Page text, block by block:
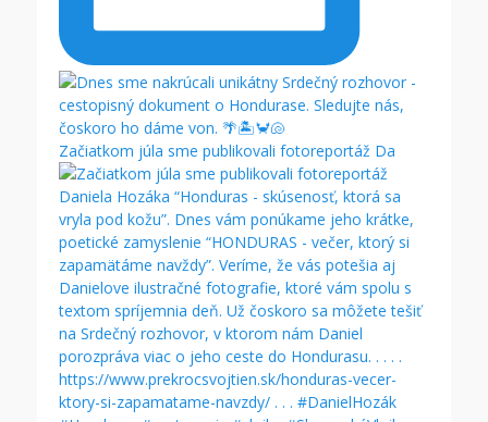
Začiatkom júla sme publikovali fotoreportáž Da